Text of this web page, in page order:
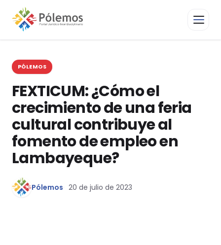
PÓLEMOS
FEXTICUM: ¿Cómo el
crecimiento de una feria
cultural contribuye al
fomento de empleo en
Lambayeque?
Pólemos 20 de julio de 2023